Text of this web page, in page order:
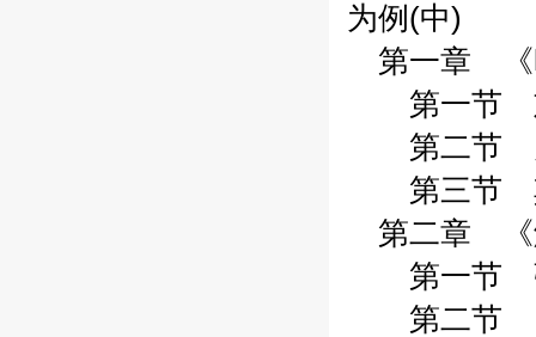
为例(中)
第一章 《
第一节 刘
第二节 关
第三节 其
第二章 《
第一节 张
第二节 《